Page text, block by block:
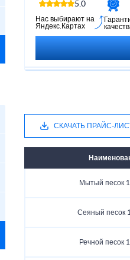
сеяный, намывной
розницу напрямую из
юридическими лицами,
В нашем прайс-листе
5.0
Нас выбирают на
Яндекс.Картах
СКАЧАТЬ ПРАЙС-
Мытый песок 1
Сеяный песок
Речной песок